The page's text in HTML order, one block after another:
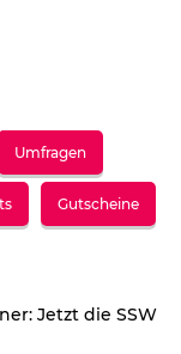
Umfragen
Gutscheine
Jetzt die SSW